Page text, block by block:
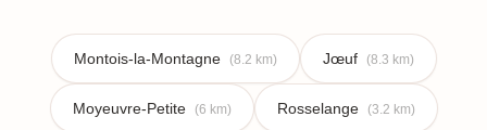
Montois-la-Montagne (8.2 km) Jœuf (8.3 km)
Moyeuvre-Petite (6 km) Rosselange (3.2 km)